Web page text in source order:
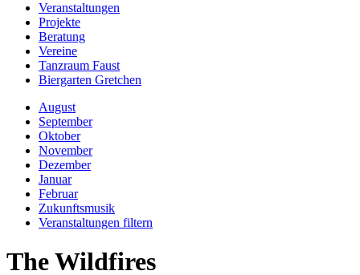
Veranstaltungen
Projekte
Beratung
Vereine
Tanzraum Faust
Biergarten Gretchen
August
September
Oktober
November
Dezember
Januar
Februar
Zukunftsmusik
Veranstaltungen filtern
The Wildfires